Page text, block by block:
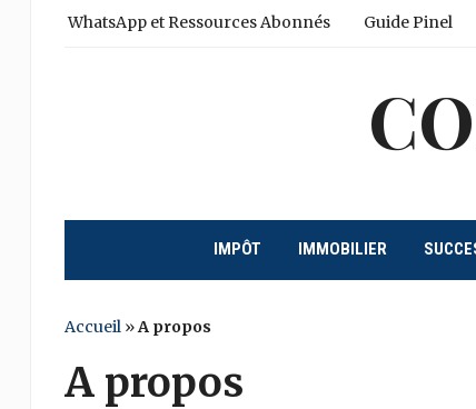
WhatsApp et Ressources Abonnés Guide Pinel
IMPÔT IMMOBILIER
Accueil»A propos
A propos